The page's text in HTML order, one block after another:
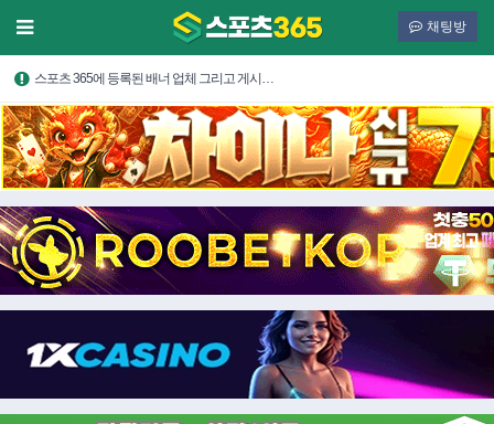
채팅방
스포츠 365에 등록된 배너 업체 그리고 게시…